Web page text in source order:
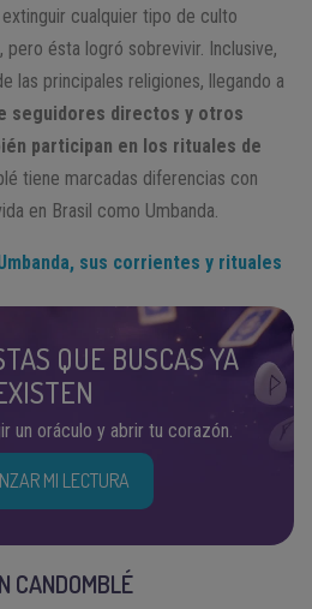
cualquier tipo de culto
pero ésta logró sobrevivir. Inclusive,
las principales religiones, llegando a
seguidores directos y otros
participan en los rituales de
tiene marcadas diferencias con
en Brasil como Umbanda.
sus corrientes y rituales
QUE BUSCAS YA
un oráculo y abrir tu corazón.
MI LECTURA
CANDOMBLÉ